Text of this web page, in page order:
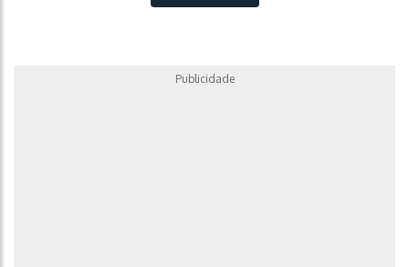
Publicidade